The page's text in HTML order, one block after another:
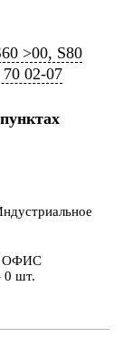
>00, S80
02-07
ОФИС
0 шт.